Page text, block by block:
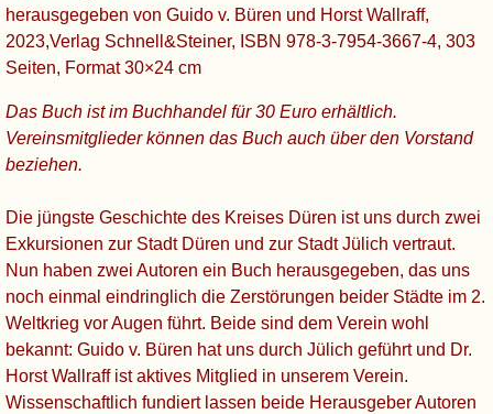
herausgegeben von Guido v. Büren und Horst Wallraff,
2023,Verlag Schnell&Steiner, ISBN 978-3-7954-3667-4, 303
Seiten, Format 30×24 cm
Das Buch ist im Buchhandel für 30 Euro erhältlich.
Vereinsmitglieder können das Buch auch über den Vorstand
beziehen.
Die jüngste Geschichte des Kreises Düren ist uns durch zwei
Exkursionen zur Stadt Düren und zur Stadt Jülich vertraut.
Nun haben zwei Autoren ein Buch herausgegeben, das uns
noch einmal eindringlich die Zerstörungen beider Städte im 2.
Weltkrieg vor Augen führt. Beide sind dem Verein wohl
bekannt: Guido v. Büren hat uns durch Jülich geführt und Dr.
Horst Wallraff ist aktives Mitglied in unserem Verein.
Wissenschaftlich fundiert lassen beide Herausgeber Autoren